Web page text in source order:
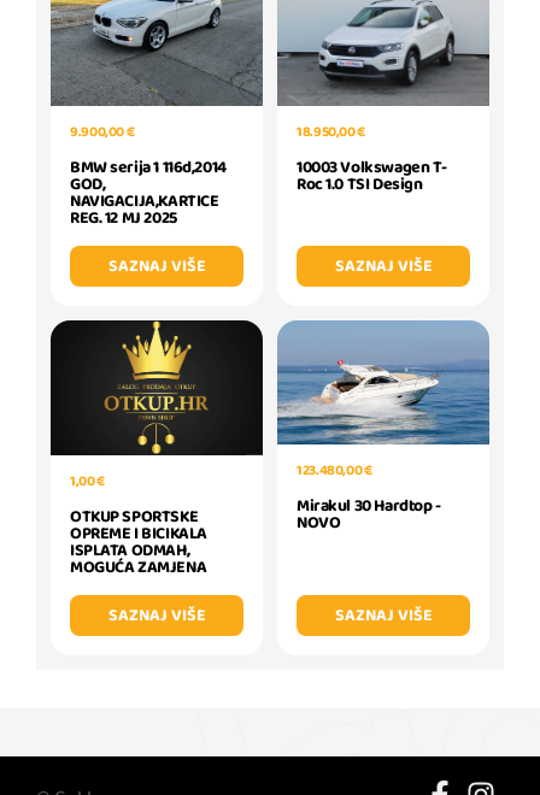
9.900,00 €
BMW serija 1 116d,2014
GOD,
NAVIGACIJA,KARTICE
REG. 12 MJ 2025
SAZNAJ VIŠE
18.950,00 €
10003 Volkswagen T-
Roc 1.0 TSI Design
SAZNAJ VIŠE
1,00 €
OTKUP SPORTSKE
OPREME I BICIKALA
ISPLATA ODMAH,
MOGUĆA ZAMJENA
SAZNAJ VIŠE
123.480,00 €
Mirakul 30 Hardtop -
NOVO
SAZNAJ VIŠE